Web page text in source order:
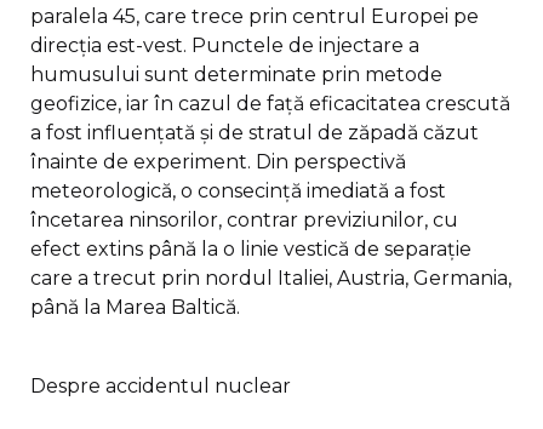
paralela 45, care trece prin centrul Europei pe
direcția est-vest. Punctele de injectare a
humusului sunt determinate prin metode
geofizice, iar în cazul de față eficacitatea crescută
a fost influențată și de stratul de zăpadă căzut
înainte de experiment. Din perspectivă
meteorologică, o consecință imediată a fost
încetarea ninsorilor, contrar previziunilor, cu
efect extins până la o linie vestică de separație
care a trecut prin nordul Italiei, Austria, Germania,
până la Marea Baltică.
Despre accidentul nuclear